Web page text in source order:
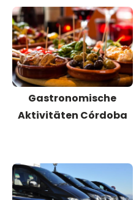
Gastronomische
Aktivitäten Córdoba